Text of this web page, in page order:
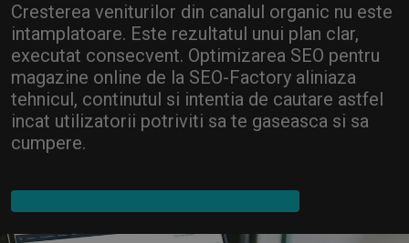
Cresterea veniturilor din canalul organic nu este
intamplatoare. Este rezultatul unui plan clar,
executat consecvent. Optimizarea SEO pentru
magazine online de la SEO-Factory aliniaza
tehnicul, continutul si intentia de cautare astfel
incat utilizatorii potriviti sa te gaseasca si sa
cumpere.